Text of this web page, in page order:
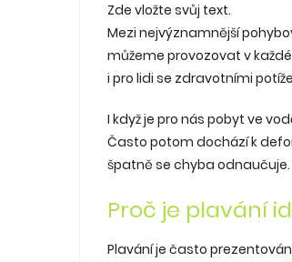
Zde vložte svůj text.
Mezi nejvýznamnější
můžeme provozovat v
i pro lidi se zdravotními
I když je pro nás pobyt ve
Často potom dochází k
špatně se chyba odnaučuje.
Proč je plavání
Plavání je často